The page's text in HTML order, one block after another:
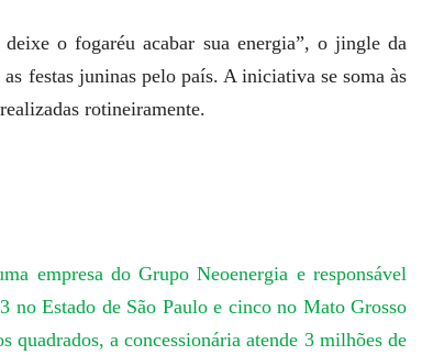
o fogaréu acabar sua energia”, o jingle da
festas juninas pelo país. A iniciativa se soma às
rotineiramente.
empresa do Grupo Neoenergia e responsável
no Estado de São Paulo e cinco no Mato Grosso
a concessionária atende 3 milhões de